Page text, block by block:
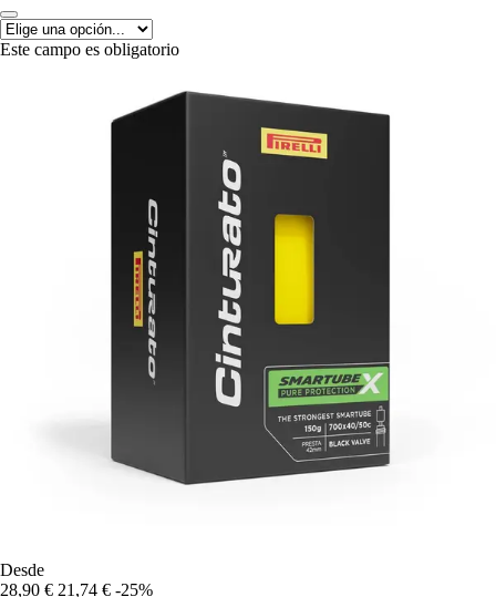
Este campo es obligatorio
Desde
28,90 € 21,74 € -25%